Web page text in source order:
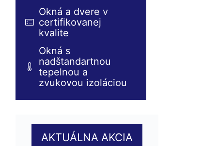
Okná a dvere v
certifikovanej
kvalite
Okná s
nadštandartnou
tepelnou a
zvukovou izoláciou
AKTUÁLNA AKCIA